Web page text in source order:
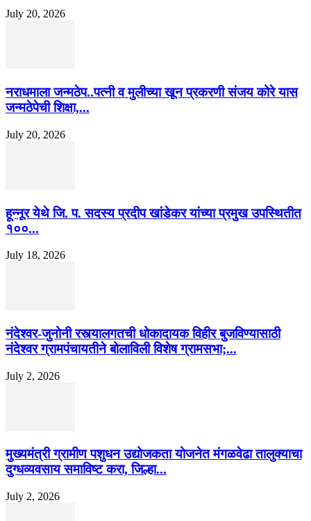
July 20, 2026
नराधमाला जन्मठेप..पत्नी व मुलीच्या खून प्रकरणी संजय कोरे यास
जन्मठेपेची शिक्षा,...
July 20, 2026
हून्नूर येथे जि. प. सदस्य प्रदीप खांडेकर यांच्या प्रमुख उपस्थितीत
१००...
July 18, 2026
नंदेश्वर-जुनोनी रस्त्यालगतची धोकादायक विहीर बुजविण्यासाठी
नंदेश्वर ग्रामपंचायतीने बोलाविली विशेष ग्रामसभा;...
July 2, 2026
मुख्यमंत्री ग्रामीण पशुधन उद्योजकता योजनेत मंगळवेढा तालुक्याचा
दुग्धव्यवसाय समाविष्ट करा, जिल्हा...
July 2, 2026